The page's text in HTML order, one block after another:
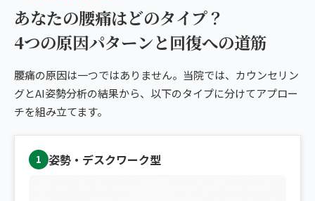
あなたの腰痛はどのタイプ？
4つの原因パターンと回復への道筋
腰痛の原因は一つではありません。当院では、カウンセリン
グとAI姿勢分析の結果から、以下のタイプに分けてアプロー
チを組み立てます。
1 姿勢・デスクワーク型